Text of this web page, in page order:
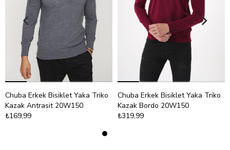
Chuba Erkek Bisiklet Yaka Triko
Kazak Antrasit 20W150
₺169,99
Chuba Erkek Bisiklet Yaka Triko
Kazak Bordo 20W150
₺319,99